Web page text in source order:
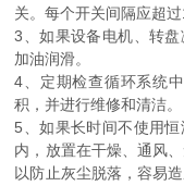
关。每个开关间隔应超过
3、如果设备电机、转盘
加油润滑。
4、定期检查循环系统
积，并进行维修和清洁。
5、如果长时间不使用
内，放置在干燥、通风
以防止灰尘脱落，容易